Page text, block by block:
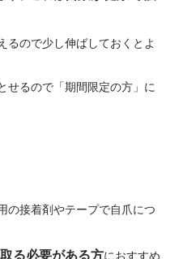
るので少し伸ばしておくとよ
せるので「期間限定の方」に
の接着剤やテープで自爪につ
る必要がある方におすすめ